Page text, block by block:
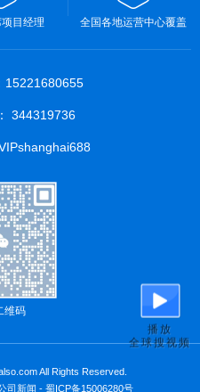
目经理 全国各地运营中心覆盖
15221680655
344319736
维码
All Rights Reserved.
司新闻 - 蜀ICP备15006280号
播放
全球搜视频